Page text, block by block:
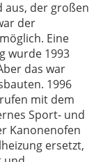
aus, der großen
der
Eine
wurde 1993
das war
1996
mit dem
Sport- und
Kanonenofen
ersetzt,